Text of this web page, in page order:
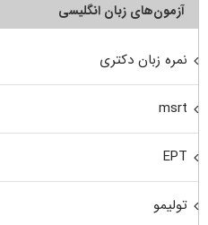
آزمون‌های زبان انگلیسی
نمره زبان دکتری
msrt
EPT
تولیمو